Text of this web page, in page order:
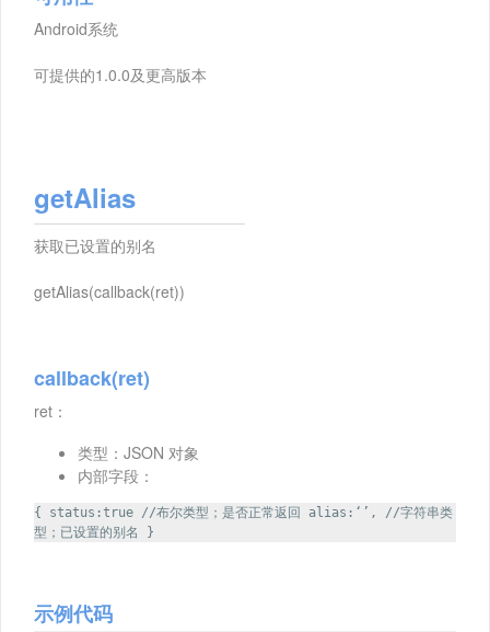
Android系统
可提供的1.0.0及更高版本
getAlias
获取已设置的别名
getAlias(callback(ret))
callback(ret)
ret：
类型：JSON 对象
内部字段：
{ status:true //布尔类型；是否正常返回 alias:‘’, //字符串类
型；已设置的别名 }
示例代码